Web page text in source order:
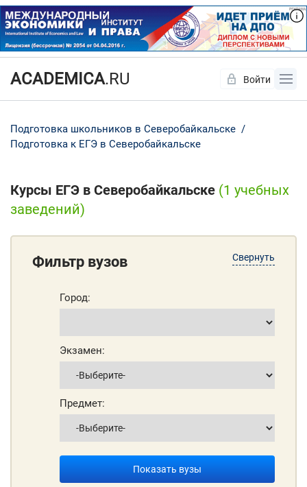
ACADEMICA.RU Войти
Подготовка школьников в Северобайкальске
Подготовка к ЕГЭ в Северобайкальске
Курсы ЕГЭ в Северобайкальске (1 учебных
заведений)
Свернуть
Фильтр вузов
Город:
Экзамен:
Предмет:
Показать вузы
Да Нет